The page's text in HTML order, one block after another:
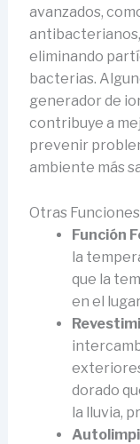
avanzados,
eliminando
bacterias.
generador de
contribuye a
prevenir
ambiente más
Otras
Función
la
que la
en el
dorado
la lluvia,